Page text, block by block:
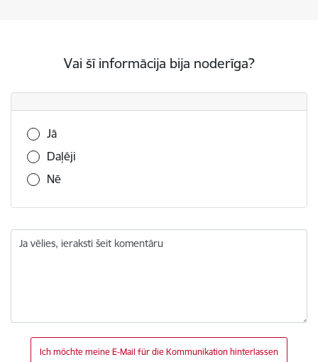
Vai šī informācija bija noderīga?
Vai šī informācija bija noderīga?
Jā
Daļēji
Nē
Ja vēlies, ieraksti šeit komentāru
Ich möchte meine E-Mail für die Kommunikation hinterlassen